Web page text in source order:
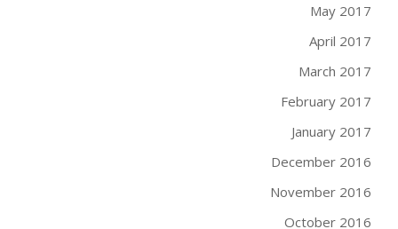
May 2017
April 2017
March 2017
February 2017
January 2017
December 2016
November 2016
October 2016